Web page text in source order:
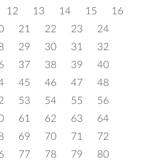
12 13 14 15
16
21 22 23
24
29 30 31
32
37 38 39
40
45 46 47
48
53 54 55
56
61 62 63
64
69 70 71
72
77 78 79
80